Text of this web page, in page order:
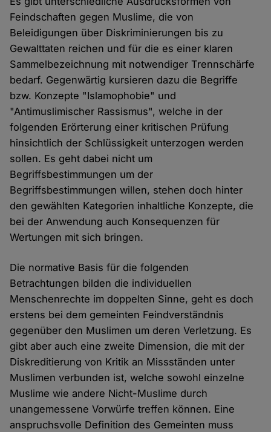
Feindschaften gegen Muslime, die von
Beleidigungen über Diskriminierungen bis zu
Gewalttaten reichen und für die es einer klaren
Sammelbezeichnung mit notwendiger Trennschärfe
bedarf. Gegenwärtig kursieren dazu die Begriffe
bzw. Konzepte "Islamophobie" und
"Antimuslimischer Rassismus", welche in der
folgenden Erörterung einer kritischen Prüfung
hinsichtlich der Schlüssigkeit unterzogen werden
sollen. Es geht dabei nicht um
Begriffsbestimmungen um der
Begriffsbestimmungen willen, stehen doch hinter
den gewählten Kategorien inhaltliche Konzepte, die
bei der Anwendung auch Konsequenzen für
Wertungen mit sich bringen.
Die normative Basis für die folgenden
Betrachtungen bilden die individuellen
Menschenrechte im doppelten Sinne, geht es doch
erstens bei dem gemeinten Feindverständnis
gegenüber den Muslimen um deren Verletzung. Es
gibt aber auch eine zweite Dimension, die mit der
Diskreditierung von Kritik an Missständen unter
Muslimen verbunden ist, welche sowohl einzelne
Muslime wie andere Nicht-Muslime durch
unangemessene Vorwürfe treffen können. Eine
anspruchsvolle Definition des Gemeinten muss